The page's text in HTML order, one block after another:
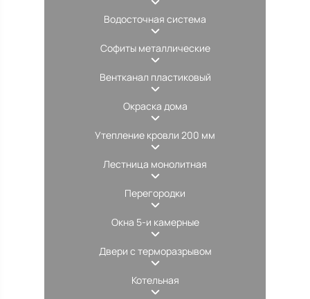
Водосточная система
Софиты металлические
Вентканал пластиковый
Окраска дома
Утепление кровли 200 мм
Лестница монолитная
Перегородки
Окна 5-и камерные
Двери с терморазрывом
Котельная